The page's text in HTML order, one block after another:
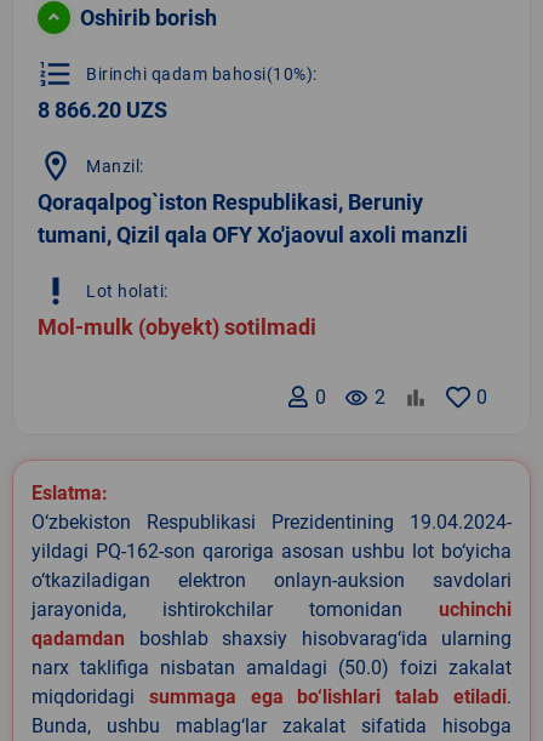
Oshirib borish
format_list_numbered Birinchi qadam bahosi(10%):
8 866.20 UZS
location_on Manzil:
Qoraqalpog`iston Respublikasi, Beruniy
tumani, Qizil qala OFY Xo'jaovul axoli manzli
priority_high Lot holati:
Mol-mulk (obyekt) sotilmadi
0
remove_red_eye 2
0
Eslatma:
O‘zbekiston Respublikasi Prezidentining 19.04.2024-
yildagi PQ-162-son qaroriga asosan ushbu lot bo‘yicha
o‘tkaziladigan elektron onlayn-auksion savdolari
jarayonida, ishtirokchilar tomonidan uchinchi
qadamdan boshlab shaxsiy hisobvarag‘ida ularning
narx taklifiga nisbatan amaldagi (50.0) foizi zakalat
miqdoridagi summaga ega bo‘lishlari talab etiladi.
Bunda, ushbu mablag‘lar zakalat sifatida hisobga